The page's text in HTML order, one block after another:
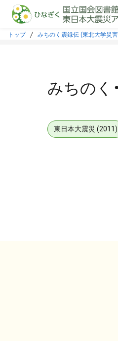
本文に飛ぶ
トップ みちのく震録伝 (東北大学災
みちのく
東日本大震災 (2011)